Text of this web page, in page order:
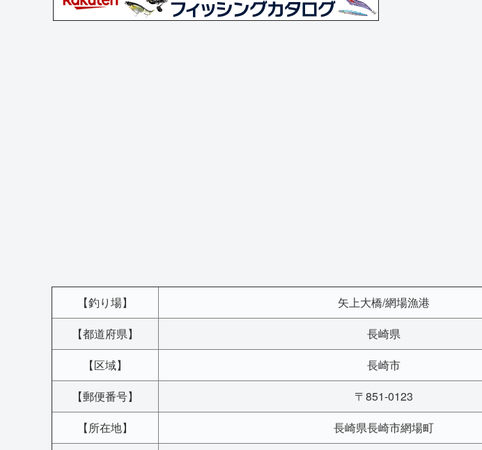
【釣り場】
矢上大橋/網場漁港
【都道府県】
長崎県
【区域】
長崎市
【郵便番号】
〒851-0123
【所在地】
長崎県長崎市網場町